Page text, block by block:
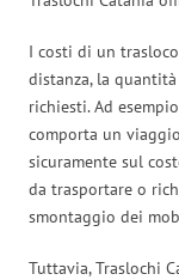
I costi di un
distanza, la
richiesti. Ad
comporta un
sicuramente sul
da trasportare o
smontaggio dei
Tuttavia, Traslochi